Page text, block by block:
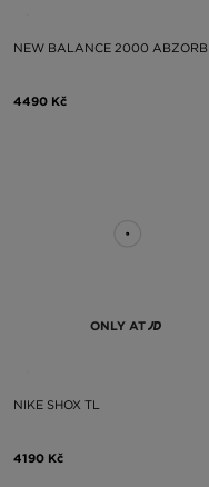
NEW BALANCE 2000 ABZORB
4490 Kč
ONLY AT
NIKE SHOX TL
4190 Kč